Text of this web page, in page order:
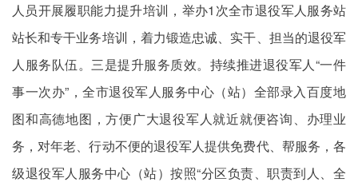
人员开展履职能力提升培训，举办1次全市退役军人服务站
站长和专干业务培训，着力锻造忠诚、实干、担当的退役军
人服务队伍。三是提升服务质效。持续推进退役军人“一件
事一次办”，全市退役军人服务中心（站）全部录入百度地
图和高德地图，方便广大退役军人就近就便咨询、办理业
务，对年老、行动不便的退役军人提供免费代、帮服务，各
级退役军人服务中心（站）按照“分区负责、职责到人、全